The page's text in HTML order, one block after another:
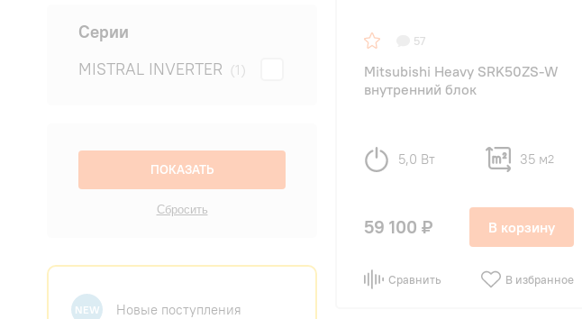
Серии
MISTRAL INVERTER (1)
NEW Новые поступления
57
Mitsubishi Heavy SRK50ZS-W
внутренний блок
5,0 Вт 35 м2
59 100 ₽ В корзину
Сравнить В избранное